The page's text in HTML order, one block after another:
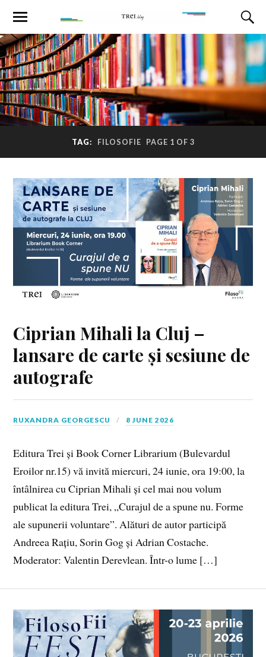
TAG: FILOSOFIE PAGE 1 OF 3
Ciprian Mihali la Cluj –
lansare de carte și sesiune de
autografe
RUXANDRA GEORGESCU 8 JUNE 2026
Editura Trei și Book Corner Librarium (Bulevardul
Eroilor nr.15) vă invită miercuri, 24 iunie, ora 19:00, la
întâlnirea cu Ciprian Mihali și cel mai nou volum
publicat la editura Trei, „Curajul de a spune nu. Forme
ale supunerii voluntare”. Alături de autor participă
Andreea Rațiu, Sorin Gog și Adrian Costache.
Moderator: Valentin Derevlean. Într-o lume […]